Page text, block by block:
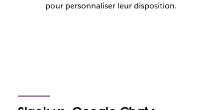
pour personnaliser leur disposition.